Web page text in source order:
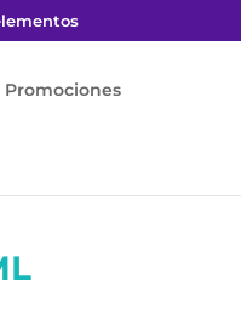
Promociones